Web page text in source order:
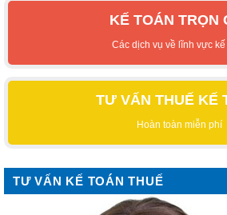
KẾ TOÁN TRỌN
Các dịch vụ về lĩnh vực kế
TƯ VẤN THUẾ KẾ
Hoàn toàn miễn phí
TƯ VẤN KẾ TOÁN THUẾ